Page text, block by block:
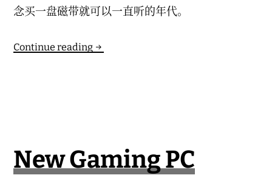
念买一盘磁带就可以一直听的年代。
Continue reading凤
New Gaming PC